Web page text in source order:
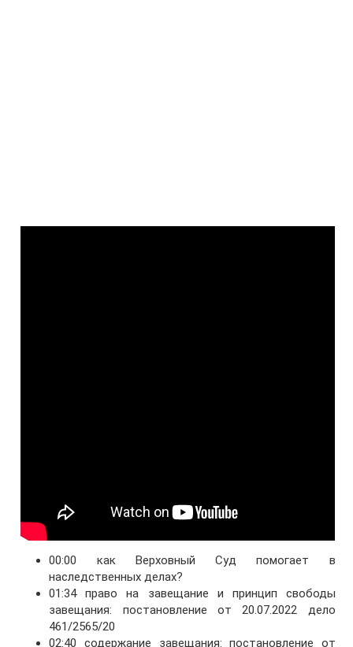
00:00 как Верховный Суд помогает в
наследственных делах?
01:34 право на завещание и принцип свободы
завещания: постановление от 20.07.2022 дело
461/2565/20
02:40 содержание завещания: постановление от